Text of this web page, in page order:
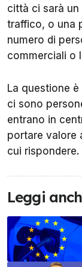
città ci sarà un
traffico, o una
numero di
commerciali o
La questione
ci sono
entrano in
portare valore
cui rispondere.
Leggi